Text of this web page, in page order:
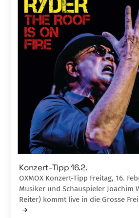
Konzert-Tipp 16.2.
OXMOX Konzert-Tipp Freitag, 16.
Musiker und Schauspieler Joachim
Reiter) kommt live in die Grosse